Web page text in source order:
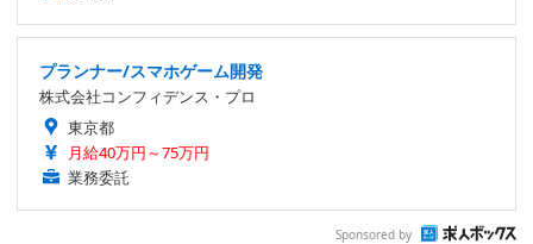
プランナー/スマホゲーム開発
株式会社コンフィデンス・プロ
東京都
月給40万円～75万円
業務委託
Sponsored by